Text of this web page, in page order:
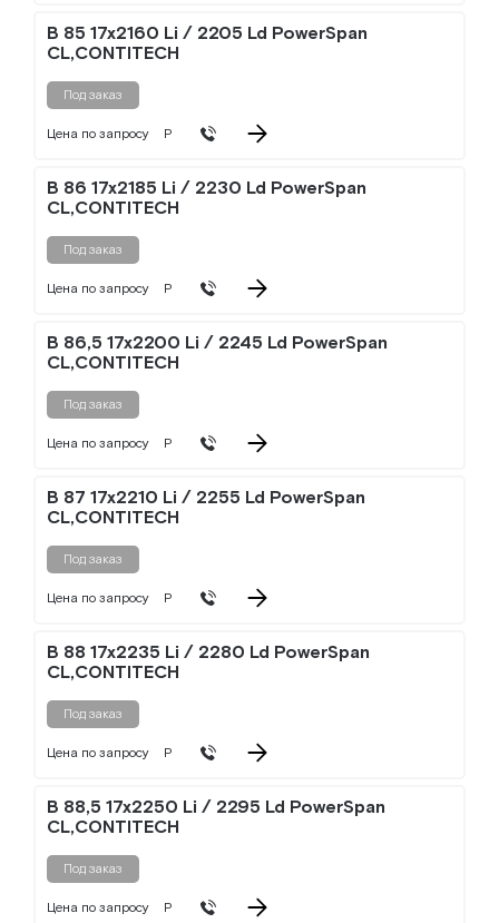
B 85 17x2160 Li / 2205 Ld PowerSpan
CL,CONTITECH
Под заказ
Цена по запросу Р
B 86 17x2185 Li / 2230 Ld PowerSpan
CL,CONTITECH
Под заказ
Цена по запросу Р
B 86,5 17x2200 Li / 2245 Ld PowerSpan
CL,CONTITECH
Под заказ
Цена по запросу Р
B 87 17x2210 Li / 2255 Ld PowerSpan
CL,CONTITECH
Под заказ
Цена по запросу Р
B 88 17x2235 Li / 2280 Ld PowerSpan
CL,CONTITECH
Под заказ
Цена по запросу Р
B 88,5 17x2250 Li / 2295 Ld PowerSpan
CL,CONTITECH
Под заказ
Цена по запросу Р